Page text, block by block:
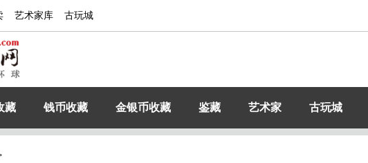
艺术家库 古玩城
藏 钱币收藏 金银币收藏 鉴藏 艺术家 古玩城